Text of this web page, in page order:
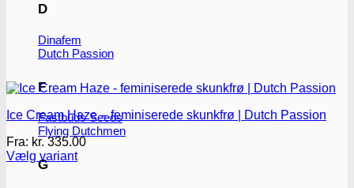
D
Dinafem
Dutch Passion
F
Fastbuds Seeds
Flying Dutchmen
G
Ice Cream Haze – feminiserede skunkfrø | Dutch Passion
Fra: kr. 335.00
Vælg variant